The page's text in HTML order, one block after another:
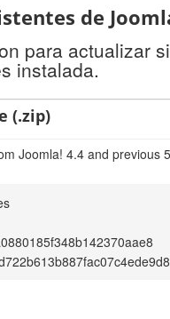
de
para actualizar
instalada.
(.zip)
Joomla! 4.4 and previous